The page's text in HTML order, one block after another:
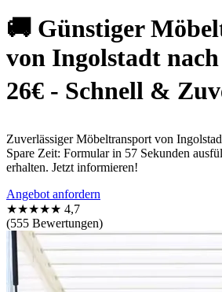
🚚 Günstiger
von Ingolstadt
26€ - Schnell &
Zuverlässiger Möbeltransport von
Spare Zeit: Formular in 57 Sekunden
erhalten. Jetzt informieren!
Angebot anfordern
★★★★★ 4,7
(555 Bewertungen)